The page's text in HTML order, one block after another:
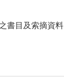
書目及索摘資料